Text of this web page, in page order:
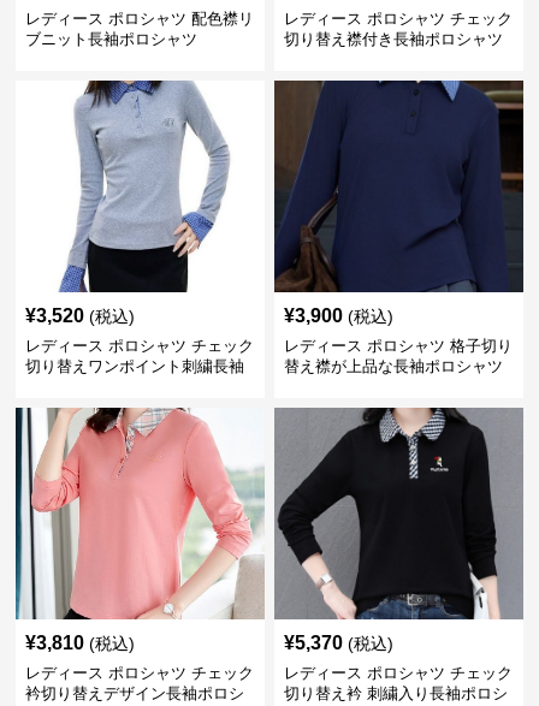
レディース ポロシャツ 配色襟リ
ブニット長袖ポロシャツ
レディース ポロシャツ チェック
切り替え襟付き長袖ポロシャツ
¥3,520 (税込)
レディース ポロシャツ チェック
切り替えワンポイント刺繍長袖
¥3,900 (税込)
レディース ポロシャツ 格子切り
替え襟が上品な長袖ポロシャツ
¥3,810 (税込)
レディース ポロシャツ チェック
衿切り替えデザイン長袖ポロシ
¥5,370 (税込)
レディース ポロシャツ チェック
切り替え衿 刺繍入り長袖ポロシ